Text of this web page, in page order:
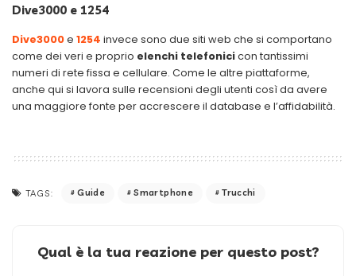
Dive3000 e 1254
Dive3000e 1254 invece sono due siti web che si comportano
come dei veri e proprio elenchi telefonicicon tantissimi
numeri di rete fissa e cellulare. Come le altre piattaforme,
anche qui si lavora sulle recensioni degli utenti così da avere
una maggiore fonte per accrescere il database e l’affidabilità.
TAGS: Guide Smartphone Trucchi
Qual è la tua reazione per questo post?